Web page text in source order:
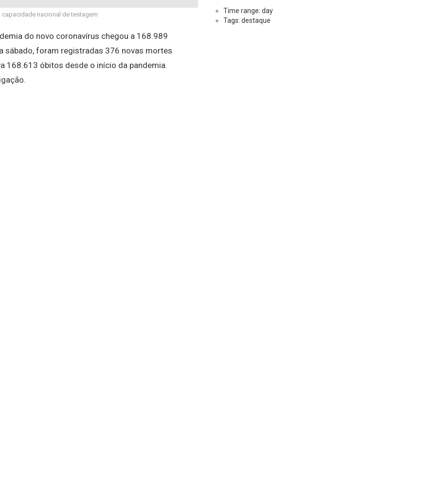
capacidade nacional de testagem
do novo coronavírus chegou a 168.989
sábado, foram registradas 376 novas mortes
168.613 óbitos desde o início da pandemia.
Time range: day
Tags: destaque